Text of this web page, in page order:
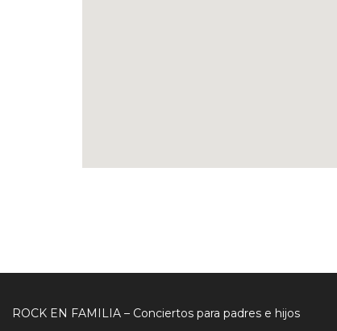
ROCK EN FAMILIA – Conciertos para padres e hijos